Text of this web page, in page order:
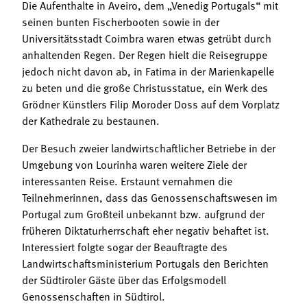
Die Aufenthalte in Aveiro, dem „Venedig Portugals“ mit
seinen bunten Fischerbooten sowie in der
Universitätsstadt Coimbra waren etwas getrübt durch
anhaltenden Regen. Der Regen hielt die Reisegruppe
jedoch nicht davon ab, in Fatima in der Marienkapelle
zu beten und die große Christusstatue, ein Werk des
Grödner Künstlers Filip Moroder Doss auf dem Vorplatz
der Kathedrale zu bestaunen.
Der Besuch zweier landwirtschaftlicher Betriebe in der
Umgebung von Lourinha waren weitere Ziele der
interessanten Reise. Erstaunt vernahmen die
Teilnehmerinnen, dass das Genossenschaftswesen im
Portugal zum Großteil unbekannt bzw. aufgrund der
früheren Diktaturherrschaft eher negativ behaftet ist.
Interessiert folgte sogar der Beauftragte des
Landwirtschaftsministerium Portugals den Berichten
der Südtiroler Gäste über das Erfolgsmodell
Genossenschaften in Südtirol.